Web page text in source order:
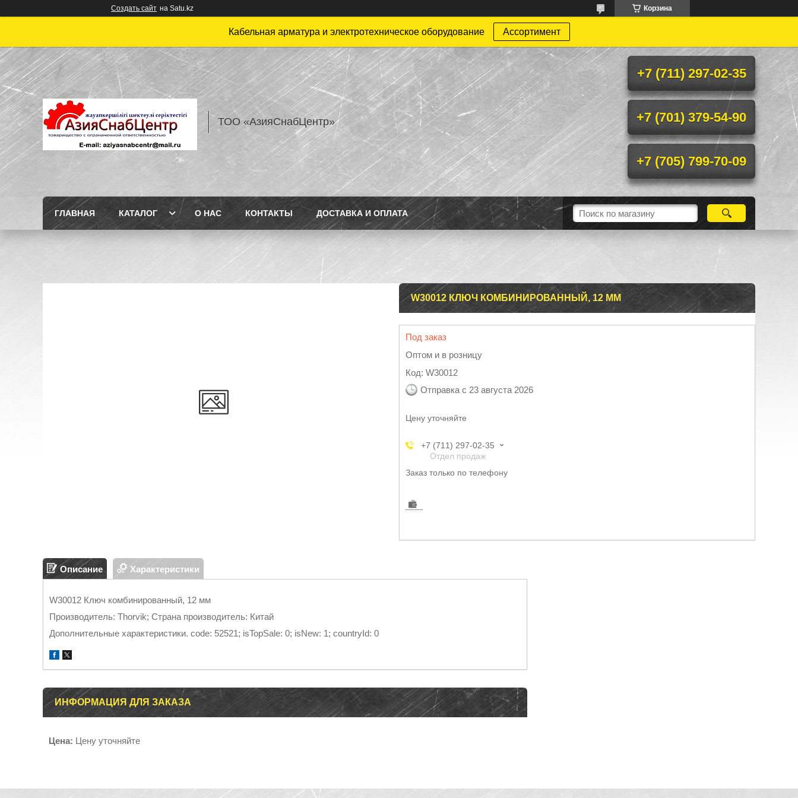
Создать сайт на Satu.kz Корзина
Кабельная арматура и электротехническое оборудование Ассортимент
ТОО «АзияСнабЦентр»
+7 (711) 297-02-35
+7 (701) 379-54-90
+7 (705) 799-70-09
ГЛАВНАЯ КАТАЛОГ О НАС КОНТАКТЫ ДОСТАВКА И ОПЛАТА
W30012 КЛЮЧ КОМБИНИРОВАННЫЙ, 12 ММ
Под заказ
Оптом и в розницу
Код: W30012
Отправка с 23 августа 2026
Цену уточняйте
+7 (711) 297-02-35
Отдел продаж
Заказ только по телефону
Описание Характеристики
W30012 Ключ комбинированный, 12 мм
Производитель: Thorvik; Страна производитель: Китай
Дополнительные характеристики. code: 52521; isTopSale: 0; isNew: 1; countryId: 0
ИНФОРМАЦИЯ ДЛЯ ЗАКАЗА
Цена: Цену уточняйте